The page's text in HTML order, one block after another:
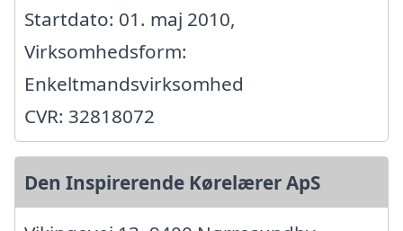
Startdato: 01. maj 2010,
Virksomhedsform:
Enkeltmandsvirksomhed
CVR: 32818072
Den Inspirerende Kørelærer ApS